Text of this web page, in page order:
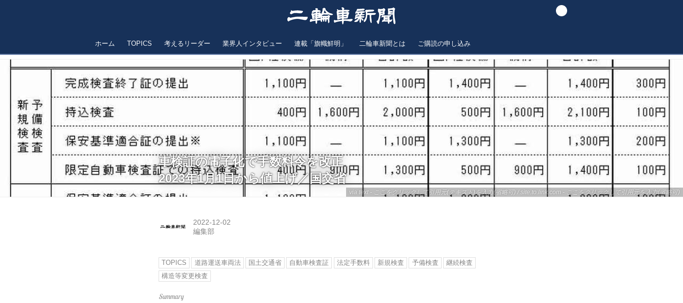
ホーム TOPICS 考えるリーダー 業界人インタビュー 連載「旗幟鮮明」 二輪車新聞とは ご購読の申し込み
via text - ここをクリックして引用元(テキスト)を入力(省略可) / site.to.link.com - ここをクリックして引用元を入力(省略可)
車検証の電子化で手数料令を改正
2023年1月1日から値上げ／国交省
2022-12-02
編集部
TOPICS 道路運送車両法 国土交通省 自動車検査証 法定手数料 新規検査 予備検査
継続検査
構造等変更検査